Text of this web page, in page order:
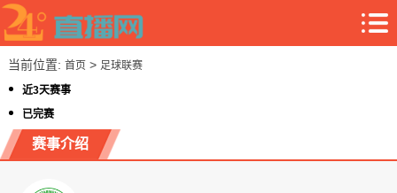
当前位置: 首页> 足球联赛
近3天赛事
已完赛
赛事介绍